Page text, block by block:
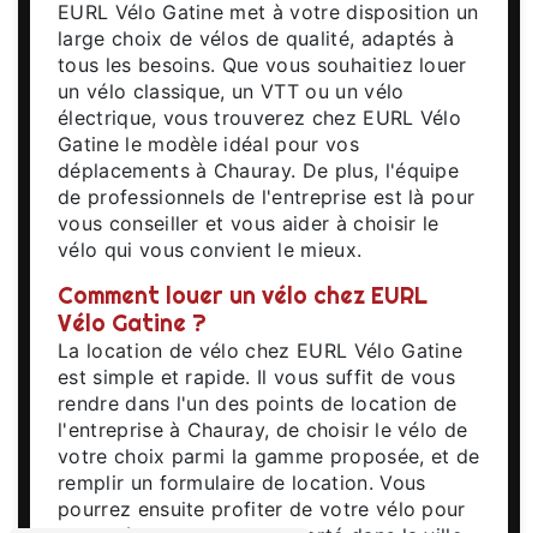
EURL Vélo Gatine met à votre disposition un
large choix de vélos de qualité, adaptés à
tous les besoins. Que vous souhaitiez louer
un vélo classique, un VTT ou un vélo
électrique, vous trouverez chez EURL Vélo
Gatine le modèle idéal pour vos
déplacements à Chauray. De plus, l'équipe
de professionnels de l'entreprise est là pour
vous conseiller et vous aider à choisir le
vélo qui vous convient le mieux.
Comment louer un vélo chez EURL
Vélo Gatine ?
La location de vélo chez EURL Vélo Gatine
est simple et rapide. Il vous suffit de vous
rendre dans l'un des points de location de
l'entreprise à Chauray, de choisir le vélo de
votre choix parmi la gamme proposée, et de
remplir un formulaire de location. Vous
pourrez ensuite profiter de votre vélo pour